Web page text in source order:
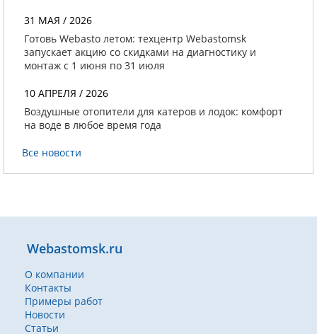
31 МАЯ / 2026
Готовь Webasto летом: техцентр Webastomsk
запускает акцию со скидками на диагностику и
монтаж с 1 июня по 31 июля
10 АПРЕЛЯ / 2026
Воздушные отопители для катеров и лодок: комфорт
на воде в любое время года
Все новости
Webastomsk.ru
О компании
Контакты
Примеры работ
Новости
Статьи